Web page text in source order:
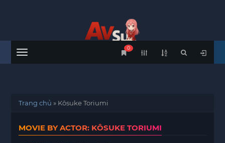
Menu
0
Trang chủ » Kôsuke Toriumi
MOVIE BY ACTOR: KÔSUKE TORIUMI